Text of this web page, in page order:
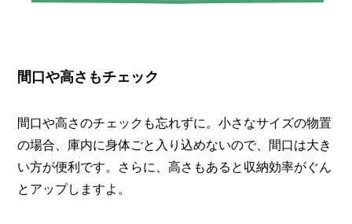
間口や高さもチェック
間口や高さのチェックも忘れずに。小さなサイズの物置
の場合、庫内に身体ごと入り込めないので、間口は大き
い方が便利です。さらに、高さもあると収納効率がぐん
とアップしますよ。